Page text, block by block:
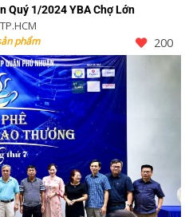
Quý 1/2024 YBA Chợ Lớn
phẩm 200